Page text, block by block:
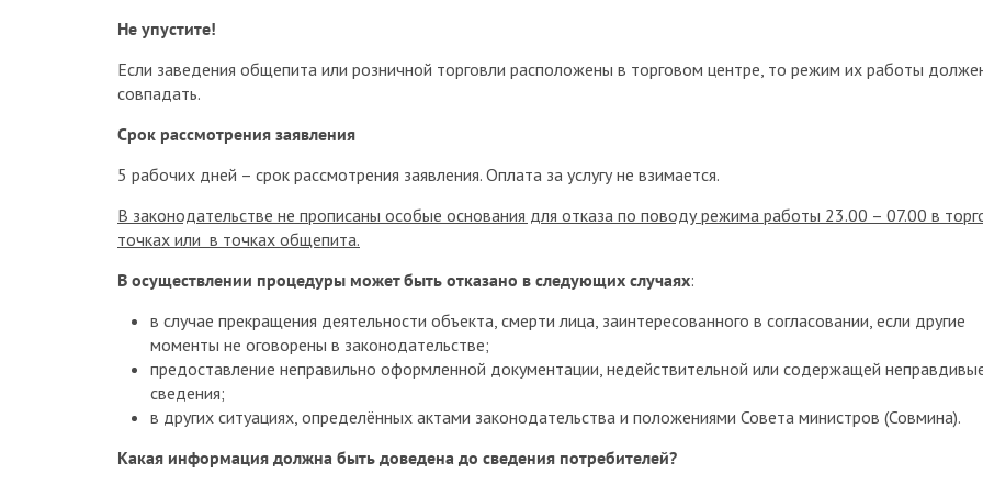
Не упустите!
Если заведения общепита или розничной торговли расположены в торговом центре, то режим их работы
совпадать.
Срок рассмотрения заявления
5 рабочих дней – срок рассмотрения заявления. Оплата за услугу не взимается.
В законодательстве не прописаны особые основания для отказа по поводу режима работы 23.00 – 07.00 в
точках или в точках общепита.
В осуществлении процедуры может быть отказано в следующих случаях:
в случае прекращения деятельности объекта, смерти лица, заинтересованного в согласовании, если другие
моменты не оговорены в законодательстве;
предоставление неправильно оформленной документации, недействительной или содержащей
сведения;
в других ситуациях, определённых актами законодательства и положениями Совета министров (Совмина).
Какая информация должна быть доведена до сведения потребителей?